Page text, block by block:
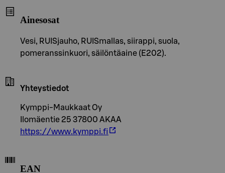
Ainesosat
Vesi, RUISjauho, RUISmallas, siirappi, suola,
pomeranssinkuori, säilöntäaine (E202).
Yhteystiedot
Kymppi-Maukkaat Oy
Ilomäentie 25 37800 AKAA
https://www.kymppi.fi
EAN